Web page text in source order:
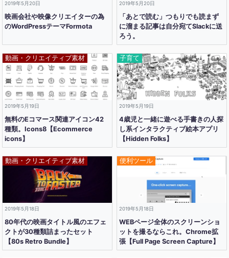
2019年5月20日
映画会社や映像クリエイターの為
のWordPressテーマFormota
2019年5月20日
「あとで読む」つもりでも読まず
に溜まる記事は自分宛てSlackに送
ろう。
動画・クリエイティブ素材
2019年5月19日
無料のEコマース関連アイコン42
種類。Icons8【Ecommerce
icons】
子育て
2019年5月19日
4歳児と一緒に遊べる手書きの人探
し系インタラクティブ絵本アプリ
【Hidden Folks】
動画・クリエイティブ素材
2019年5月18日
80年代の映画タイトル風のエフェ
クトが30種類詰まったセット
【80s Retro Bundle】
便利ツール
2019年5月18日
WEBページ全体のスクリーンショ
ットを撮るならこれ。Chrome拡
張【Full Page Screen Capture】